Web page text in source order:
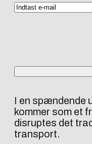
I en spændende
kommer som et
disruptes det
transport.